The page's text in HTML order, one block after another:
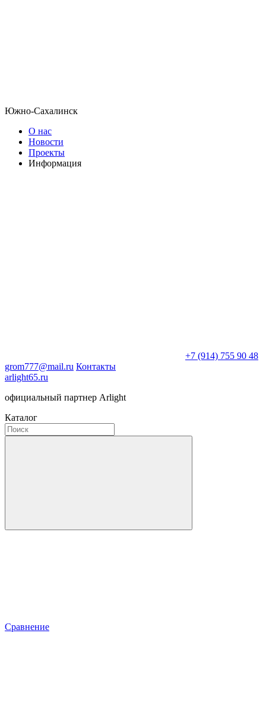
Южно-Сахалинск
О нас
Новости
Проекты
Информация
+7 (914) 755 90 48
grom777@mail.ru Контакты
arlight65.ru
официальный партнер Arlight
Каталог
Сравнение